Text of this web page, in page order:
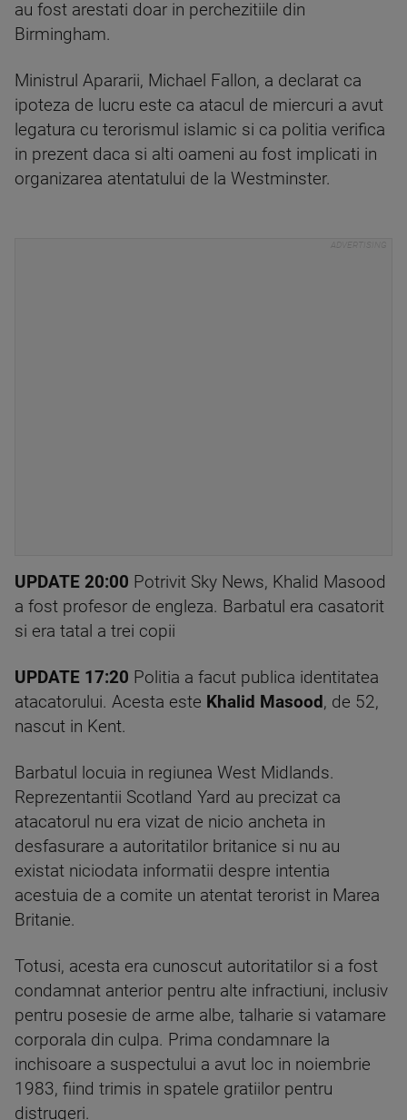
au fost arestati doar in perchezitiile din
Birmingham.
Ministrul Apararii, Michael Fallon, a declarat ca
ipoteza de lucru este ca atacul de miercuri a avut
legatura cu terorismul islamic si ca politia verifica
in prezent daca si alti oameni au fost implicati in
organizarea atentatului de la Westminster.
UPDATE 20:00 Potrivit Sky News, Khalid Masood
a fost profesor de engleza. Barbatul era casatorit
si era tatal a trei copii
UPDATE 17:20 Politia a facut publica identitatea
atacatorului. Acesta este Khalid Masood , de 52,
nascut in Kent.
Barbatul locuia in regiunea West Midlands.
Reprezentantii Scotland Yard au precizat ca
atacatorul nu era vizat de nicio ancheta in
desfasurare a autoritatilor britanice si nu au
existat niciodata informatii despre intentia
acestuia de a comite un atentat terorist in Marea
Britanie.
Totusi, acesta era cunoscut autoritatilor si a fost
condamnat anterior pentru alte infractiuni, inclusiv
pentru posesie de arme albe, talharie si vatamare
corporala din culpa. Prima condamnare la
inchisoare a suspectului a avut loc in noiembrie
1983, fiind trimis in spatele gratiilor pentru
distrugeri.